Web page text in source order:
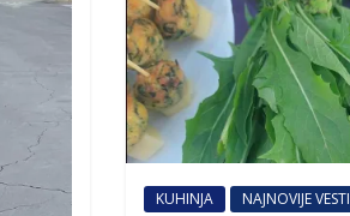
KUHINJA NAJNOVIJE VESTI